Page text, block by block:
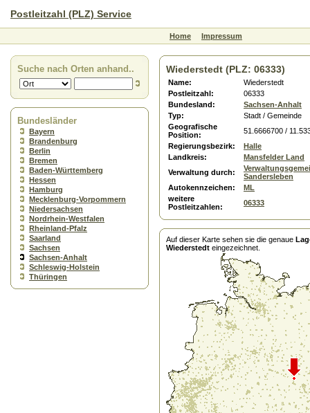
Postleitzahl (PLZ) Service
Home Impressum
Suche nach Orten anhand..
Bundesländer
Bayern
Brandenburg
Berlin
Bremen
Baden-Württemberg
Hessen
Hamburg
Mecklenburg-Vorpommern
Niedersachsen
Nordrhein-Westfalen
Rheinland-Pfalz
Saarland
Sachsen
Sachsen-Anhalt
Schleswig-Holstein
Thüringen
Wiederstedt (PLZ: 06333)
Name:
Wiederstedt
Postleitzahl:
06333
Bundesland:
Sachsen-Anhalt
Typ:
Stadt / Gemeinde
Geografische
Position:
51.6666700 /
Regierungsbezirk:
Halle
Landkreis:
Mansfelder Land
Verwaltung durch:
Sandersleben
Autokennzeichen:
ML
weitere
Postleitzahlen:
06333
Auf dieser Karte sehen sie die genaue
Wiederstedt eingezeichnet.